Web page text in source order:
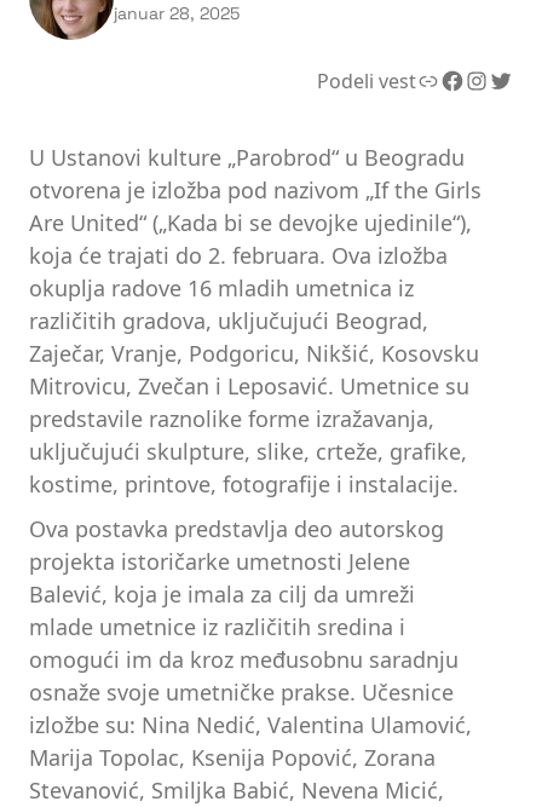
januar 28, 2025
Podeli vestLink Facebook InstagramTwitter
U Ustanovi kulture „Parobrod“ u Beogradu
otvorena je izložba pod nazivom „If the Girls
Are United“ („Kada bi se devojke ujedinile“),
koja će trajati do 2. februara. Ova izložba
okuplja radove 16 mladih umetnica iz
različitih gradova, uključujući Beograd,
Zaječar, Vranje, Podgoricu, Nikšić, Kosovsku
Mitrovicu, Zvečan i Leposavić. Umetnice su
predstavile raznolike forme izražavanja,
uključujući skulpture, slike, crteže, grafike,
kostime, printove, fotografije i instalacije.
Ova postavka predstavlja deo autorskog
projekta istoričarke umetnosti Jelene
Balević, koja je imala za cilj da umreži
mlade umetnice iz različitih sredina i
omogući im da kroz međusobnu saradnju
osnaže svoje umetničke prakse. Učesnice
izložbe su: Nina Nedić, Valentina Ulamović,
Marija Topolac, Ksenija Popović, Zorana
Stevanović, Smiljka Babić, Nevena Micić,